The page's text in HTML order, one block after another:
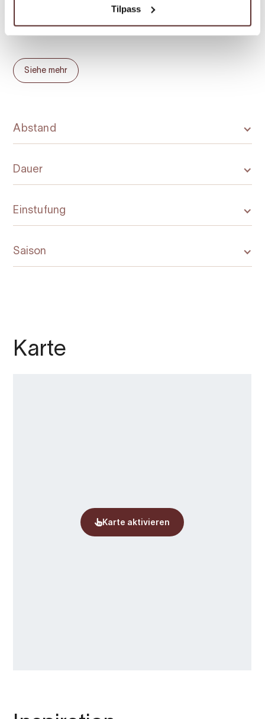
Tilpass
2 - 3 Stunden
Siehe mehr
Abstand
Dauer
Einstufung
Saison
Karte